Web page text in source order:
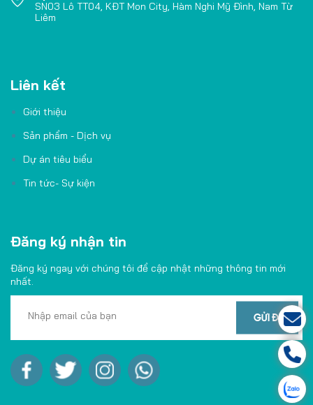
SN03 Lô TT04, KĐT Mon City, Hàm Nghi Mỹ Đình, Nam Từ
Liêm
Liên kết
Giới thiệu
Sản phẩm - Dịch vụ
Dự án tiêu biểu
Tin tức- Sự kiện
Đăng ký nhận tin
Đăng ký ngay với chúng tôi để cập nhật những thông tin mới
nhất.